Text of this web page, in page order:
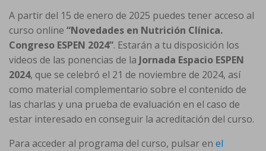
A partir del 15 de enero de 2025 puedes tener acceso al
curso online “Novedades en Nutrición Clínica.
Congreso ESPEN 2024”. Estarán a tu disposición los
videos de las ponencias de la Jornada Espacio ESPEN
2024, que se celebró el 21 de noviembre de 2024, así
como material complementario sobre el contenido de
las charlas y una prueba de evaluación en el caso de
estar interesado en conseguir la acreditación del curso.
Para acceder al programa del curso, pulsar en el